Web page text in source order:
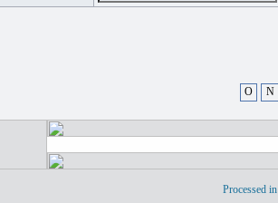
O N
Processed